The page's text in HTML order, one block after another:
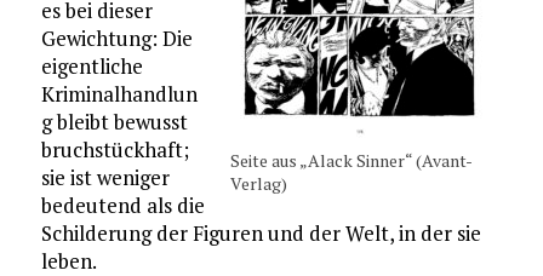
Seite aus „Alack Sinner“ (Avant-
Verlag)
es bei dieser
Gewichtung: Die
eigentliche
Kriminalhandlun
g bleibt bewusst
bruchstückhaft;
sie ist weniger
bedeutend als die
Schilderung der Figuren und der Welt, in der sie
leben.